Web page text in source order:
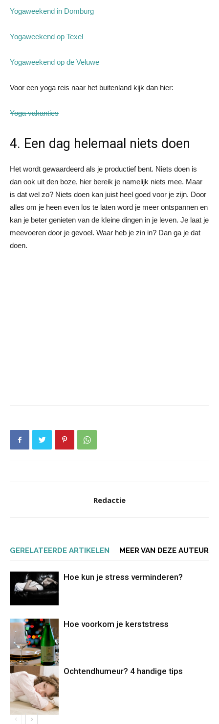
Yogaweekend in Domburg
Yogaweekend op Texel
Yogaweekend op de Veluwe
Voor een yoga reis naar het buitenland kijk dan hier:
Yoga vakanties
4. Een dag helemaal niets doen
Het wordt gewaardeerd als je productief bent. Niets doen is
dan ook uit den boze, hier bereik je namelijk niets mee. Maar
is dat wel zo? Niets doen kan juist heel goed voor je zijn. Door
alles om je heen even los te laten word je meer ontspannen en
kan je beter genieten van de kleine dingen in je leven. Je laat je
meevoeren door je gevoel. Waar heb je zin in? Dan ga je dat
doen.
Redactie
GERELATEERDE ARTIKELEN MEER VAN DEZE AUTEUR
Hoe kun je stress verminderen?
Hoe voorkom je kerststress
Ochtendhumeur? 4 handige tips